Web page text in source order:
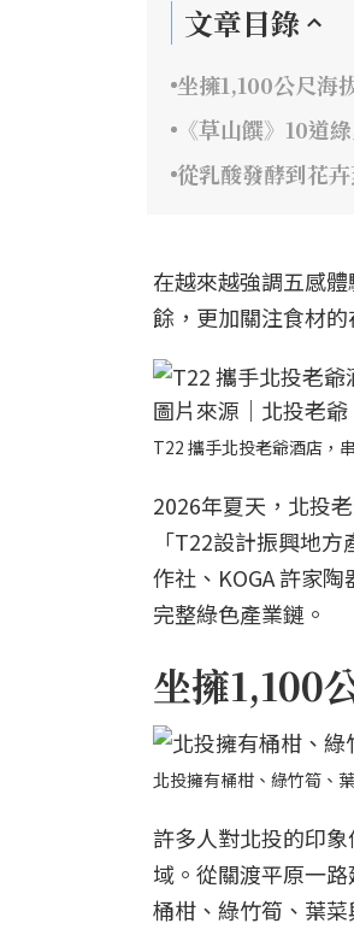
文章目錄
坐擁1,100公尺海
《草山饌》10道
從乳酸發酵到花
在越來越強調五感
餘，更加關注食材
T22 攜手北投老爺酒店，
2026年夏天，北投
「T22設計振興地
作社、KOGA 許家
完整綠色產業鏈。
坐擁1,100
北投擁有桶柑、綠竹筍、
許多人對北投的印
域。從關渡平原一
桶柑、綠竹筍、葉